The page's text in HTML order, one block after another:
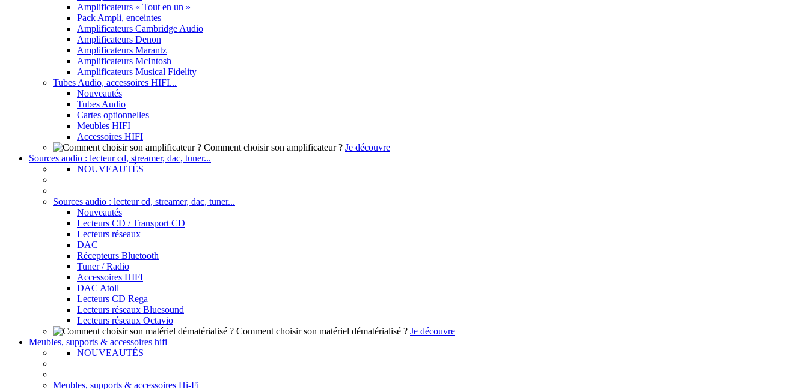
Amplificateurs « Tout en un »
Pack Ampli, enceintes
Amplificateurs Cambridge Audio
Amplificateurs Denon
Amplificateurs Marantz
Amplificateurs McIntosh
Amplificateurs Musical Fidelity
Tubes Audio, accessoires HIFI...
Nouveautés
Tubes Audio
Cartes optionnelles
Meubles HIFI
Accessoires HIFI
Comment choisir son amplificateur ? Je découvre
Sources audio : lecteur cd, streamer, dac, tuner...
NOUVEAUTÉS
Sources audio : lecteur cd, streamer, dac, tuner...
Nouveautés
Lecteurs CD / Transport CD
Lecteurs réseaux
DAC
Récepteurs Bluetooth
Tuner / Radio
Accessoires HIFI
DAC Atoll
Lecteurs CD Rega
Lecteurs réseaux Bluesound
Lecteurs réseaux Octavio
Comment choisir son matériel dématérialisé ? Je découvre
Meubles, supports & accessoires hifi
NOUVEAUTÉS
Meubles, supports & accessoires Hi-Fi